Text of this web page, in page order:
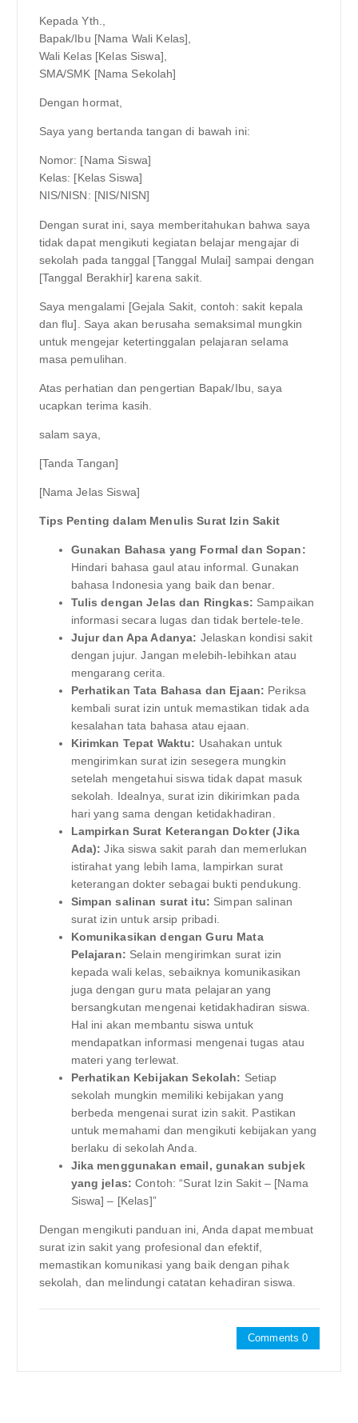
Kepada Yth.,
Bapak/Ibu [Nama Wali Kelas],
Wali Kelas [Kelas Siswa],
SMA/SMK [Nama Sekolah]
Dengan hormat,
Saya yang bertanda tangan di bawah ini:
Nomor: [Nama Siswa]
Kelas: [Kelas Siswa]
NIS/NISN: [NIS/NISN]
Dengan surat ini, saya memberitahukan bahwa saya
tidak dapat mengikuti kegiatan belajar mengajar di
sekolah pada tanggal [Tanggal Mulai] sampai dengan
[Tanggal Berakhir] karena sakit.
Saya mengalami [Gejala Sakit, contoh: sakit kepala
dan flu]. Saya akan berusaha semaksimal mungkin
untuk mengejar ketertinggalan pelajaran selama
masa pemulihan.
Atas perhatian dan pengertian Bapak/Ibu, saya
ucapkan terima kasih.
salam saya,
[Tanda Tangan]
[Nama Jelas Siswa]
Tips Penting dalam Menulis Surat Izin Sakit
Gunakan Bahasa yang Formal dan Sopan:
Hindari bahasa gaul atau informal. Gunakan
bahasa Indonesia yang baik dan benar.
Tulis dengan Jelas dan Ringkas: Sampaikan
informasi secara lugas dan tidak bertele-tele.
Jujur dan Apa Adanya: Jelaskan kondisi sakit
dengan jujur. Jangan melebih-lebihkan atau
mengarang cerita.
Perhatikan Tata Bahasa dan Ejaan: Periksa
kembali surat izin untuk memastikan tidak ada
kesalahan tata bahasa atau ejaan.
Kirimkan Tepat Waktu: Usahakan untuk
mengirimkan surat izin sesegera mungkin
setelah mengetahui siswa tidak dapat masuk
sekolah. Idealnya, surat izin dikirimkan pada
hari yang sama dengan ketidakhadiran.
Lampirkan Surat Keterangan Dokter (Jika
Ada): Jika siswa sakit parah dan memerlukan
istirahat yang lebih lama, lampirkan surat
keterangan dokter sebagai bukti pendukung.
Simpan salinan surat itu: Simpan salinan
surat izin untuk arsip pribadi.
Komunikasikan dengan Guru Mata
Pelajaran: Selain mengirimkan surat izin
kepada wali kelas, sebaiknya komunikasikan
juga dengan guru mata pelajaran yang
bersangkutan mengenai ketidakhadiran siswa.
Hal ini akan membantu siswa untuk
mendapatkan informasi mengenai tugas atau
materi yang terlewat.
Perhatikan Kebijakan Sekolah: Setiap
sekolah mungkin memiliki kebijakan yang
berbeda mengenai surat izin sakit. Pastikan
untuk memahami dan mengikuti kebijakan yang
berlaku di sekolah Anda.
Jika menggunakan email, gunakan subjek
yang jelas: Contoh: “Surat Izin Sakit – [Nama
Siswa] – [Kelas]”
Dengan mengikuti panduan ini, Anda dapat membuat
surat izin sakit yang profesional dan efektif,
memastikan komunikasi yang baik dengan pihak
sekolah, dan melindungi catatan kehadiran siswa.
Comments 0